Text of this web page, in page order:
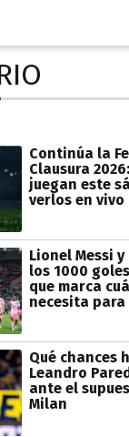
Continúa la
Clausura
juegan este
verlos en vivo
Lionel Messi
los 1000
que marca
necesita
Qué chances
Leandro
ante el
Milan